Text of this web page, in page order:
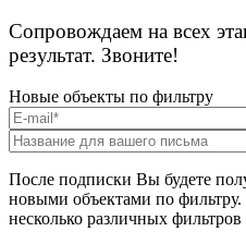
Сопровождаем на всех
результат. Звоните!
Новые объекты по фильтру
После подписки Вы будете
новыми объектами по
несколько различных фильтров